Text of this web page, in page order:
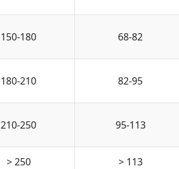
150-180 68-82
180-210 82-95
210-250 95-113
> 250 > 113